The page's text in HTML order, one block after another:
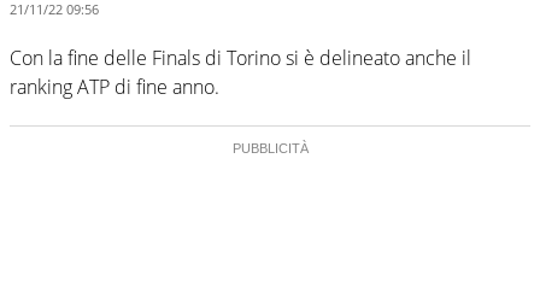
21/11/22 09:56
Con la fine delle Finals di Torino si è delineato anche il
ranking ATP di fine anno.